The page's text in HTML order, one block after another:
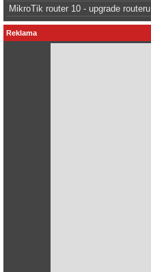
MikroTik router 10 - upgrade routeru
Reklama